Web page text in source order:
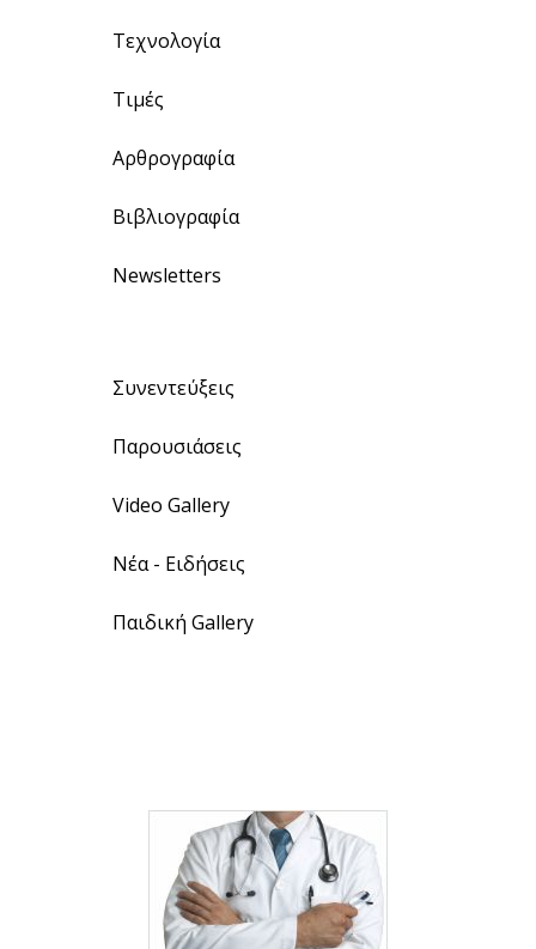
Τεχνολογία
Τιμές
Αρθρογραφία
Βιβλιογραφία
Newsletters
Συνεντεύξεις
Παρουσιάσεις
Video Gallery
Νέα - Ειδήσεις
Παιδική Gallery